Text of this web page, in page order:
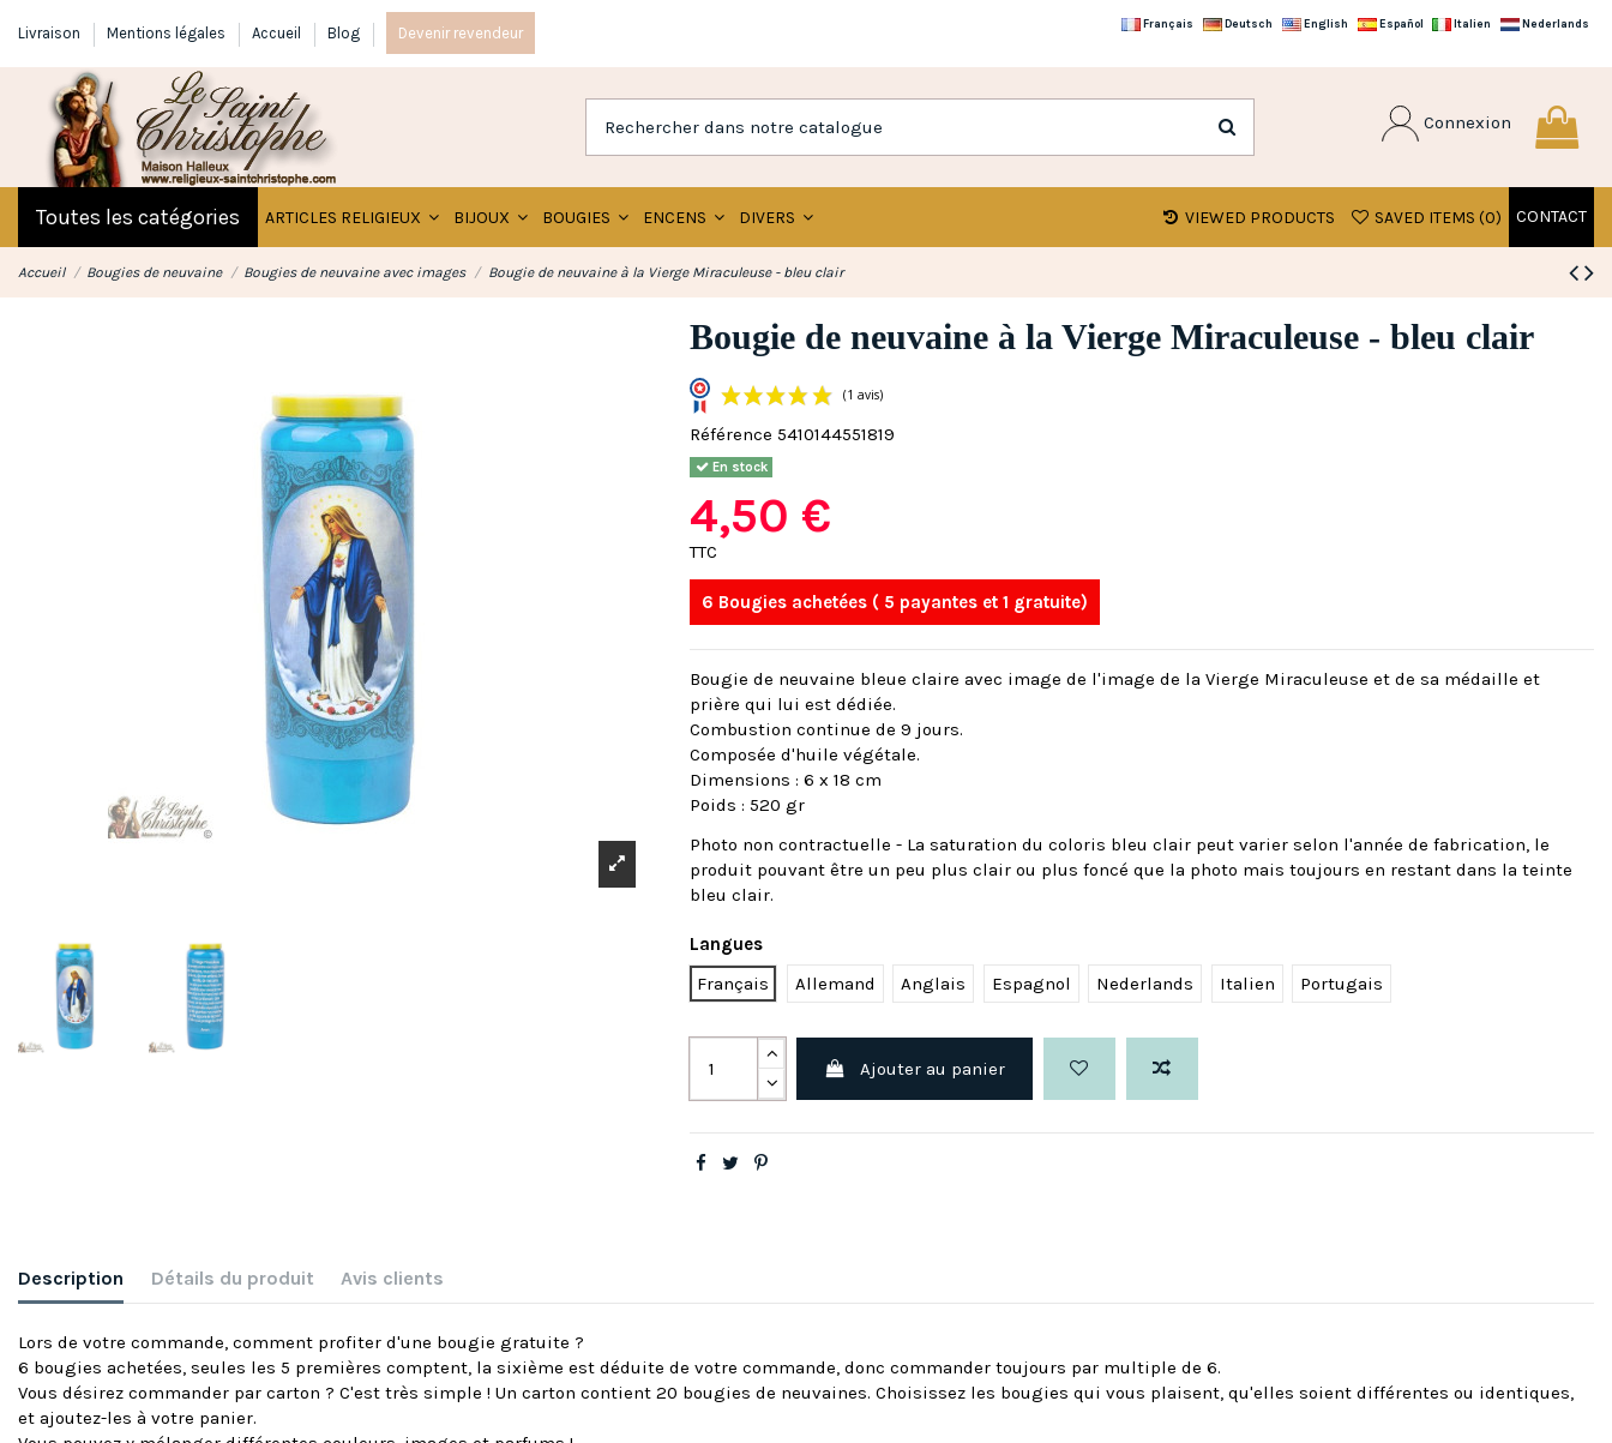
Livraison Mentions légales Accueil Blog Devenir revendeur
Français Deutsch English Español Italien Nederlands
Connexion
Toutes les catégories ARTICLES RELIGIEUX BIJOUX BOUGIES ENCENS DIVERS CONTACT
SAVED ITEMS (0)
VIEWED PRODUCTS
Accueil Bougies de neuvaine Bougies de neuvaine avec images Bougie de neuvaine à la Vierge Miraculeuse - bleu clair
Bougie de neuvaine à la Vierge Miraculeuse - bleu clair
Référence 5410144551819
En stock
4,50 €
TTC
6 Bougies achetées ( 5 payantes et 1 gratuite)
Bougie de neuvaine bleue claire avec image de l'image de la Vierge Miraculeuse et de sa médaille et
prière qui lui est dédiée.
Combustion continue de 9 jours.
Composée d'huile végétale.
Dimensions : 6 x 18 cm
Poids : 520 gr
Photo non contractuelle - La saturation du coloris bleu clair peut varier selon l'année de fabrication, le
produit pouvant être un peu plus clair ou plus foncé que la photo mais toujours en restant dans la teinte
bleu clair.
Langues
Français
Allemand Anglais Espagnol Nederlands Italien Portugais
Ajouter au panier
Description Détails du produit Avis clients
Lors de votre commande, comment profiter d'une bougie gratuite ?
6 bougies achetées, seules les 5 premières comptent, la sixième est déduite de votre commande, donc commander toujours par multiple de 6.
Vous désirez commander par carton ? C'est très simple ! Un carton contient 20 bougies de neuvaines. Choisissez les bougies qui vous plaisent, qu'elles soient différentes ou identiques,
et ajoutez-les à votre panier.